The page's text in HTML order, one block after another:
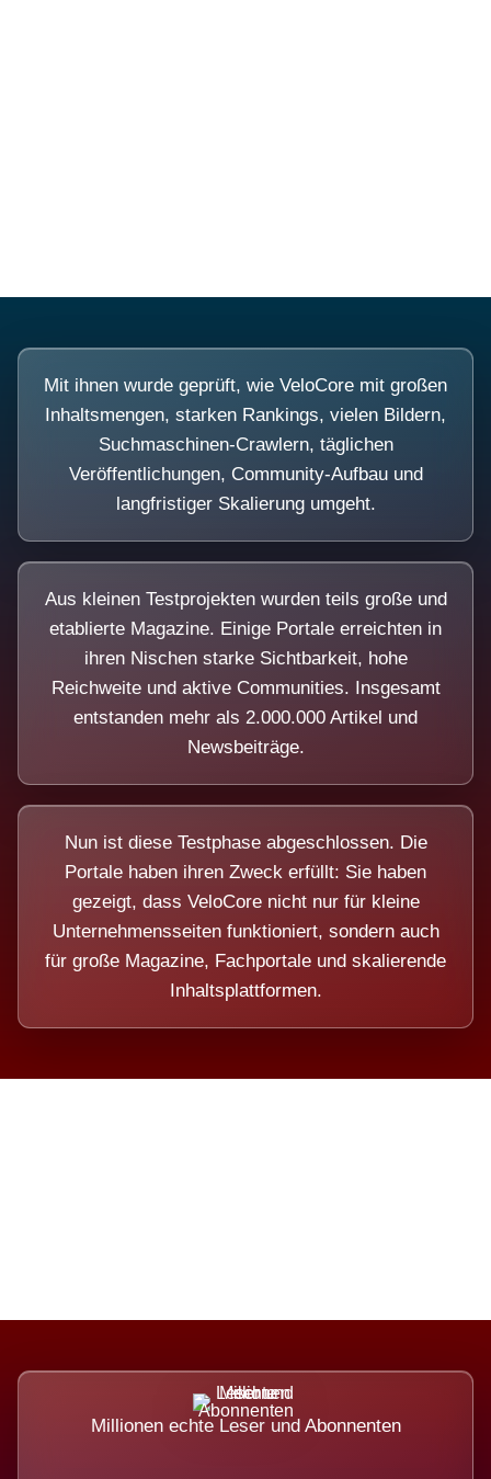
Mit ihnen wurde geprüft, wie VeloCore mit großen
Inhaltsmengen, starken Rankings, vielen Bildern,
Suchmaschinen-Crawlern, täglichen
Veröffentlichungen, Community-Aufbau und
langfristiger Skalierung umgeht.
Aus kleinen Testprojekten wurden teils große und
etablierte Magazine. Einige Portale erreichten in
ihren Nischen starke Sichtbarkeit, hohe
Reichweite und aktive Communities. Insgesamt
entstanden mehr als 2.000.000 Artikel und
Newsbeiträge.
Nun ist diese Testphase abgeschlossen. Die
Portale haben ihren Zweck erfüllt: Sie haben
gezeigt, dass VeloCore nicht nur für kleine
Unternehmensseiten funktioniert, sondern auch
für große Magazine, Fachportale und skalierende
Inhaltsplattformen.
Millionen echte Leser und Abonnenten